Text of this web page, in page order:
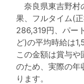
奈良県東吉野村
果、フルタイム(
286,319円、パー
ど)の平均時給は
この金額は賞与
のため、実際の年
ります。